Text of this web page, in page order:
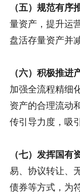
（五）规范有序
量资产，提升运
盘活存量资产并
（六）积极推进
加强全流程精细
资产的合理流动
传引导力度，吸
（七）发挥国有
易、协议转让、
债券等方式，为